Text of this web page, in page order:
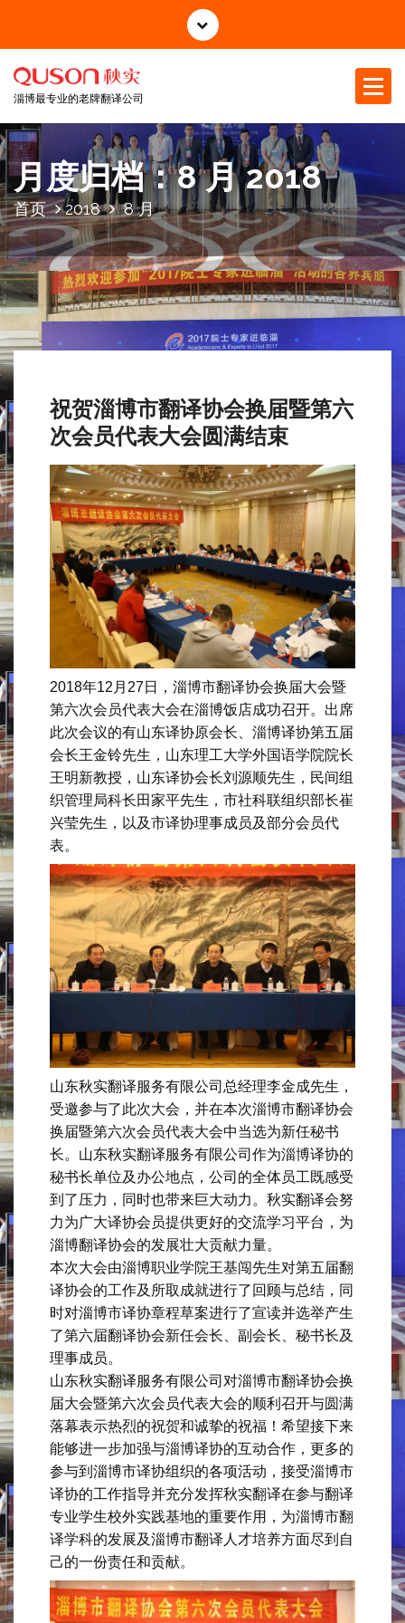
正
淄博最专业的老牌翻译公司
月度归档：8 月 2018
首页 2018 8 月
祝贺淄博市翻译协会换届暨第六
次会员代表大会圆满结束
2018年12月27日，淄博市翻译协会换届大会暨
第六次会员代表大会在淄博饭店成功召开。出席
此次会议的有山东译协原会长、淄博译协第五届
会长王金铃先生，山东理工大学外国语学院院长
王明新教授，山东译协会长刘源顺先生，民间组
织管理局科长田家平先生，市社科联组织部长崔
兴莹先生，以及市译协理事成员及部分会员代
表。
山东秋实翻译服务有限公司总经理李金成先生，
受邀参与了此次大会，并在本次淄博市翻译协会
换届暨第六次会员代表大会中当选为新任秘书
长。山东秋实翻译服务有限公司作为淄博译协的
秘书长单位及办公地点，公司的全体员工既感受
到了压力，同时也带来巨大动力。秋实翻译会努
力为广大译协会员提供更好的交流学习平台，为
淄博翻译协会的发展壮大贡献力量。
本次大会由淄博职业学院王基闯先生对第五届翻
译协会的工作及所取成就进行了回顾与总结，同
时对淄博市译协章程草案进行了宣读并选举产生
了第六届翻译协会新任会长、副会长、秘书长及
理事成员。
山东秋实翻译服务有限公司对淄博市翻译协会换
届大会暨第六次会员代表大会的顺利召开与圆满
落幕表示热烈的祝贺和诚挚的祝福！希望接下来
能够进一步加强与淄博译协的互动合作，更多的
参与到淄博市译协组织的各项活动，接受淄博市
译协的工作指导并充分发挥秋实翻译在参与翻译
专业学生校外实践基地的重要作用，为淄博市翻
译学科的发展及淄博市翻译人才培养方面尽到自
己的一份责任和贡献。